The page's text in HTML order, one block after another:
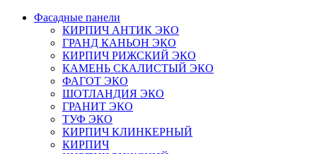
Фасадные панели
КИРПИЧ АНТИК ЭКО
ГРАНД КАНЬОН ЭКО
КИРПИЧ РИЖСКИЙ ЭКО
КАМЕНЬ СКАЛИСТЫЙ ЭКО
ФАГОТ ЭКО
ШОТЛАНДИЯ ЭКО
ГРАНИТ ЭКО
ТУФ ЭКО
КИРПИЧ КЛИНКЕРНЫЙ
КИРПИЧ